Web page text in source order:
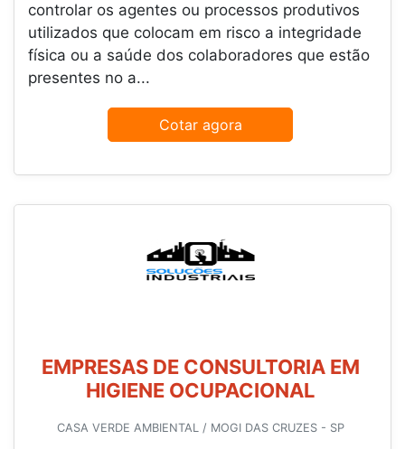
controlar os agentes ou processos produtivos
utilizados que colocam em risco a integridade
física ou a saúde dos colaboradores que estão
presentes no a...
Cotar agora
EMPRESAS DE CONSULTORIA EM
HIGIENE OCUPACIONAL
CASA VERDE AMBIENTAL / MOGI DAS CRUZES - SP